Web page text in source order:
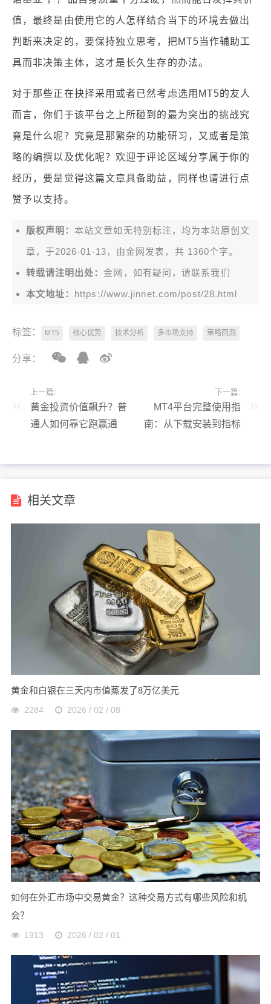
值，最终是由使用它的人怎样结合当下的环境去做出
判断来决定的，要保持独立思考，把MT5当作辅助工
具而非决策主体，这才是长久生存的办法。
对于那些正在抉择采用或者已然考虑选用MT5的友人
而言，你们于该平台之上所碰到的最为突出的挑战究
竟是什么呢？究竟是那繁杂的功能研习，又或者是策
略的编撰以及优化呢？欢迎于评论区域分享属于你的
经历，要是觉得这篇文章具备助益，同样也请进行点
赞予以支持。
版权声明： 本站文章如无特别标注，均为本站原创文
章，于2026-01-13，由金网 发表，共 1360个字。
转载请注明出处：金网，如有疑问，请联系我们
本文地址： https://www.jinnet.com/post/28.html
标签： MT5 核心优势 技术分析 多市场支持 策略回测
分享：
上一篇:
黄金投资价值飙升？普
通人如何靠它跑赢通
下一篇:
MT4平台完整使用指
南：从下载安装到指标
相关文章
黄金和白银在三天内市值蒸发了8万亿美元
2284 2026 / 02 / 08
如何在外汇市场中交易黄金？这种交易方式有哪些风险和机
会？
1913 2026 / 02 / 01